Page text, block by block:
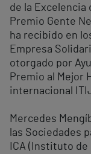
de la Excelencia
Premio Gente
ha recibido en
Empresa
otorgado por
Premio al Mejor
internacional
Mercedes
las Sociedades
ICA (Instituto